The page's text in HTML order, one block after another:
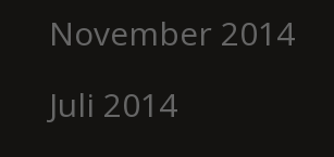
November 2014
Juli 2014